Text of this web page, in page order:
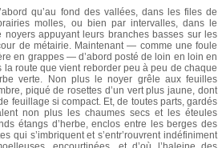
qu’au fond des vallées, dans les files de
molles, ou bien par intervalles, dans le
appuyant leurs branches basses sur les
de métairie. Maintenant — comme une foule
en grappes — d’abord posté de loin en loin en
route que vient reborder peu à peu de chaque
verte. Non plus le noyer grêle aux feuilles
piqué de rosettes d’un vert plus jaune, dont
feuillage si compact. Et, de toutes parts, gardés
non plus les chaumes secs et les éteules
étangs d’herbe, enclos entre les berges des
qui s’imbriquent et s’entr’rouvrent indéfiniment